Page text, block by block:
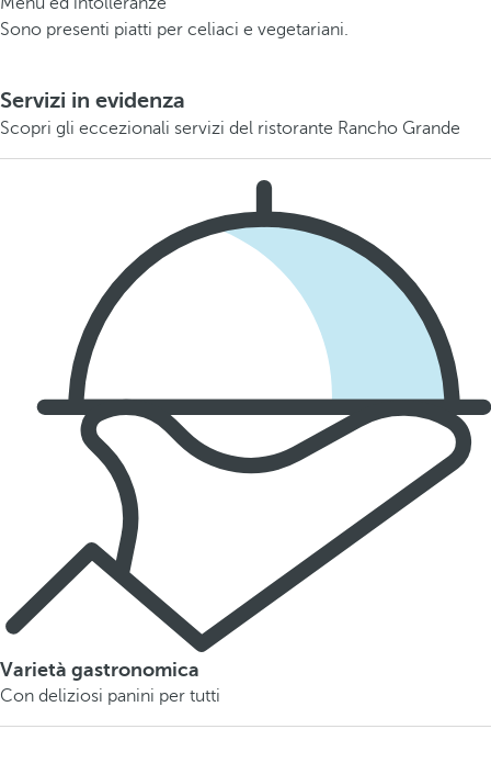
Sono presenti piatti per celiaci e vegetariani.
Servizi in evidenza
Scopri gli eccezionali servizi del ristorante Rancho Grande
Varietà gastronomica
Con deliziosi panini per tutti